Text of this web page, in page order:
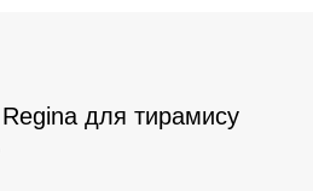
для тирамису